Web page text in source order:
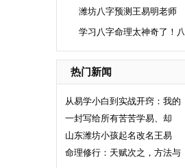
潍坊八字预测王易明老师
学习八字命理太神奇了！八
热门新闻
从易学小白到实战开窍：我的
一封写给所有苦苦学易、却
山东潍坊小孩起名改名王易
命理修行：天赋次之，方法与